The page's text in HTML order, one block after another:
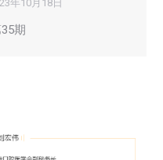
年10月18日
期